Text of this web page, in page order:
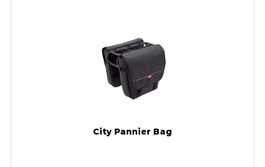
City Pannier Bag